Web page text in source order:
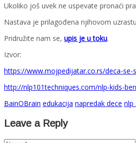
Ukoliko još uvek ne uspevate pronaći
Nastava je prilagođena njihovom
Pridružite nam se, upis je u toku.
Izvor:
https://www.mojpedijatar.co.rs/deca-
http://nlp101techniques.com/nlp-kids-
BainOBrain edukacija napredak dece nlp
Leave a Reply